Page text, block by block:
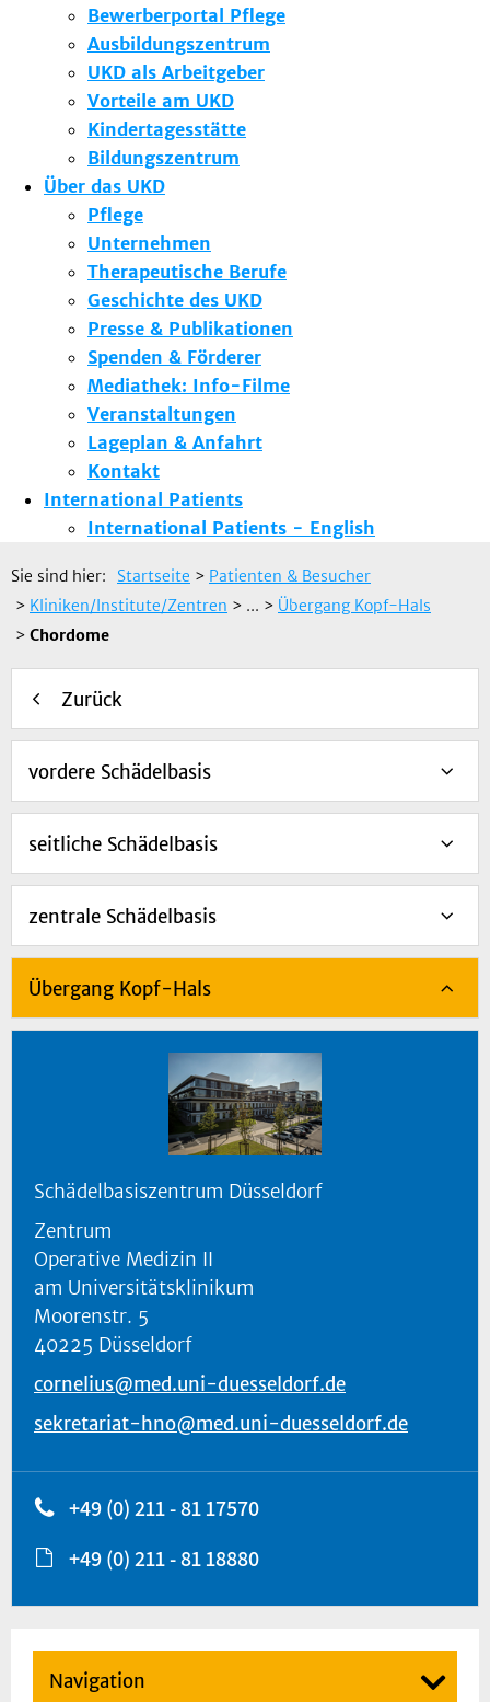
Bewerberportal Pflege
Ausbildungszentrum
UKD als Arbeitgeber
Vorteile am UKD
Kindertagesstätte
Bildungszentrum
Über das UKD
Pflege
Unternehmen
Therapeutische Berufe
Geschichte des UKD
Presse & Publikationen
Spenden & Förderer
Mediathek: Info-Filme
Veranstaltungen
Lageplan & Anfahrt
Kontakt
International Patients
International Patients - English
Sie sind hier: Startseite > Patienten & Besucher
> Kliniken/Institute/Zentren > ... > Übergang Kopf-Hals
> Chordome
Zurück
vordere Schädelbasis
seitliche Schädelbasis
zentrale Schädelbasis
Übergang Kopf-Hals
Schädelbasiszentrum Düsseldorf
Zentrum
Operative Medizin II
am Universitätsklinikum
Moorenstr. 5
40225 Düsseldorf
cornelius@med.uni-duesseldorf.de
sekretariat-hno@med.uni-duesseldorf.de
+49 (0) 211 - 81 17570
+49 (0) 211 - 81 18880
Navigation